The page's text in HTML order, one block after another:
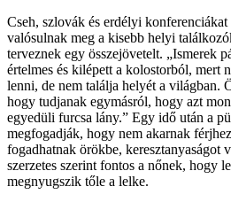
Cseh, szlovák és erdélyi
valósulnak meg a kisebb helyi
terveznek egy összejövetelt. „Ismerek
értelmes és kilépett a kolostorból, mert
lenni, de nem találja helyét a világban.
hogy tudjanak egymásról, hogy azt
egyedüli furcsa lány.” Egy idő után a
megfogadják, hogy nem akarnak
fogadhatnak örökbe, keresztanyaságot
szerzetes szerint fontos a nőnek, hogy
megnyugszik tőle a lelke.